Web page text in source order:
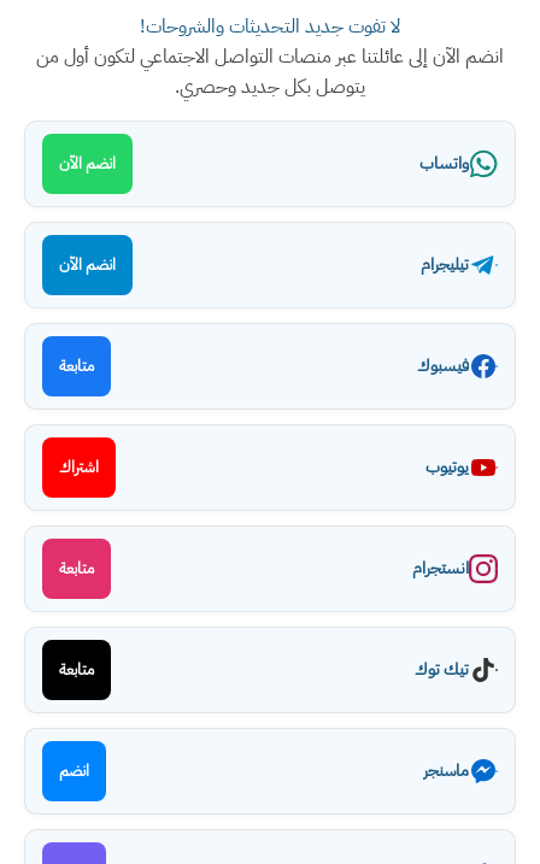
لا تفوت جديد التحديثات والشروحات!
انضم الآن إلى عائلتنا عبر منصات التواصل الاجتماعي لتكون أول من
يتوصل بكل جديد وحصري.
واتساب انضم الآن
تيليجرام انضم الآن
فيسبوك متابعة
يوتيوب اشتراك
انستجرام متابعة
تيك توك متابعة
ماسنجر انضم